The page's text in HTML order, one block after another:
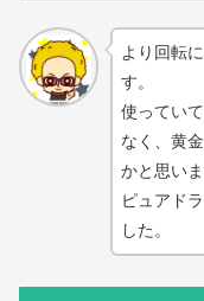
より回転
す。
使ってい
なく、黄
かと思いま
ピュアド
した。